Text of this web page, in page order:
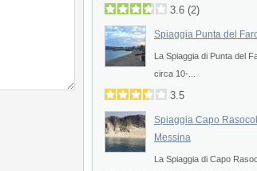
3.6 (2)
Spiaggia Punta del
La Spiaggia di Punta del
circa 10-...
3.5
Spiaggia Capo
Messina
La Spiaggia di Capo